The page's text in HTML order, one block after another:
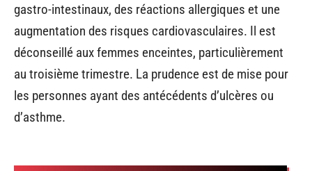
gastro-intestinaux, des réactions allergiques et une
augmentation des risques cardiovasculaires. Il est
déconseillé aux femmes enceintes, particulièrement
au troisième trimestre. La prudence est de mise pour
les personnes ayant des antécédents d’ulcères ou
d’asthme.